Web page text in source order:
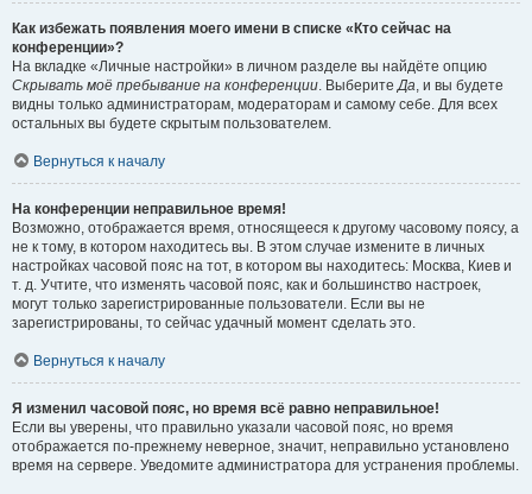
Как избежать появления моего имени в списке «Кто сейчас на
конференции»?
На вкладке «Личные настройки» в личном разделе вы найдёте опцию
Скрывать моё пребывание на конференции. ВыберитеДа, и вы будете
видны только администраторам, модераторам и самому себе. Для всех
остальных вы будете скрытым пользователем.
Вернуться к началу
На конференции неправильное время!
Возможно, отображается время, относящееся к другому часовому поясу, а
не к тому, в котором находитесь вы. В этом случае измените в личных
настройках часовой пояс на тот, в котором вы находитесь: Москва, Киев и
т. д. Учтите, что изменять часовой пояс, как и большинство настроек,
могут только зарегистрированные пользователи. Если вы не
зарегистрированы, то сейчас удачный момент сделать это.
Вернуться к началу
Я изменил часовой пояс, но время всё равно неправильное!
Если вы уверены, что правильно указали часовой пояс, но время
отображается по-прежнему неверное, значит, неправильно установлено
время на сервере. Уведомите администратора для устранения проблемы.